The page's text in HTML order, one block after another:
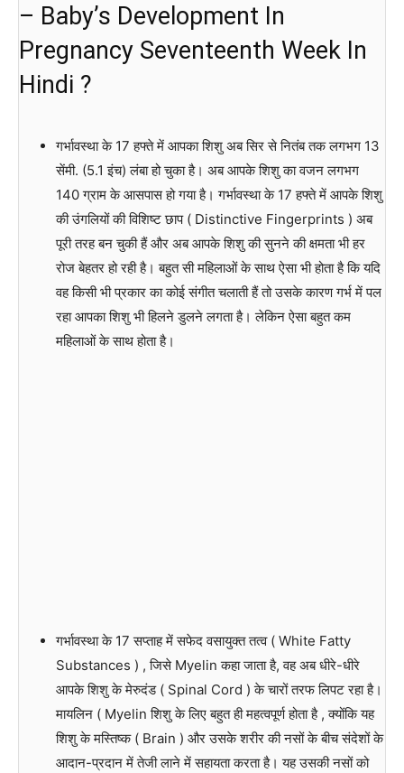
– Baby’s Development In
Pregnancy Seventeenth Week In
Hindi ?
गर्भावस्था के 17 हफ्ते में आपका शिशु अब सिर से नितंब तक लगभग 13
सेंमी. (5.1 इंच) लंबा हो चुका है। अब आपके शिशु का वजन लगभग
140 ग्राम के आसपास हो गया है। गर्भावस्था के 17 हफ्ते में आपके शिशु
की उंगलियों की विशिष्ट छाप ( Distinctive Fingerprints ) अब
पूरी तरह बन चुकी हैं और अब आपके शिशु की सुनने की क्षमता भी हर
रोज बेहतर हो रही है। बहुत सी महिलाओं के साथ ऐसा भी होता है कि यदि
वह किसी भी प्रकार का कोई संगीत चलाती हैं तो उसके कारण गर्भ में पल
रहा आपका शिशु भी हिलने डुलने लगता है। लेकिन ऐसा बहुत कम
महिलाओं के साथ होता है।
गर्भावस्था के 17 सप्ताह में सफेद वसायुक्त तत्व ( White Fatty
Substances ) , जिसे Myelin कहा जाता है, वह अब धीरे-धीरे
आपके शिशु के मेरुदंड ( Spinal Cord ) के चारों तरफ लिपट रहा है।
मायलिन ( Myelin शिशु के लिए बहुत ही महत्वपूर्ण होता है , क्योंकि यह
शिशु के मस्तिष्क ( Brain ) और उसके शरीर की नसों के बीच संदेशों के
आदान-प्रदान में तेजी लाने में सहायता करता है। यह उसकी नसों को